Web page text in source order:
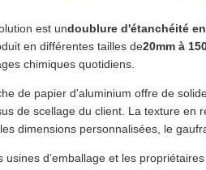
est undoublure d'étanchéité
en différentes tailles de20mm à
chimiques quotidiens.
de papier d'aluminium offre de
de scellage du client. La texture en
dimensions personnalisées, le
usines d’emballage et les